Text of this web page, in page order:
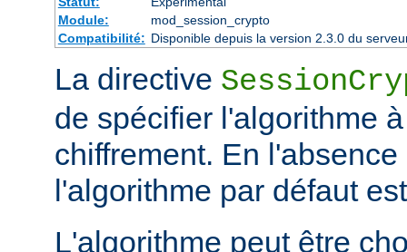
Module:
mod_session_crypto
Compatibilité: Disponible depuis la version 2.3.0 du
La directive
de spécifier l'algorithme
chiffrement. En
l'algorithme par défaut
L'algorithme peut être